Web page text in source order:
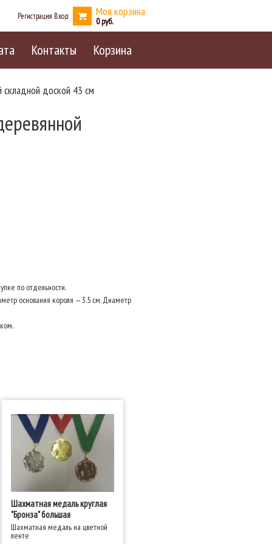
Регистрация Вход Моя корзина
0
Контакты Корзина
доской 43 см
по отдельности.
основания короля — 3.5 см. Диаметр
Шахматная медаль круглая
"Бронза" большая
Шахматная медаль на цветной
ленте